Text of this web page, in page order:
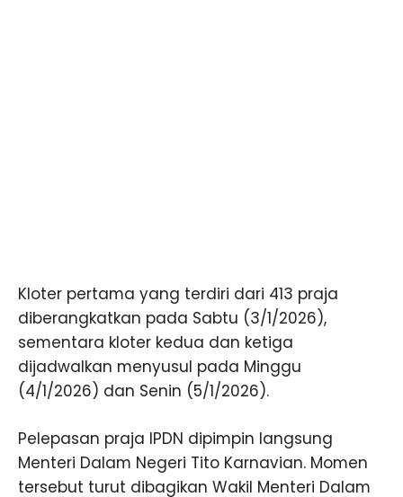
Kloter pertama yang terdiri dari 413 praja
diberangkatkan pada Sabtu (3/1/2026),
sementara kloter kedua dan ketiga
dijadwalkan menyusul pada Minggu
(4/1/2026) dan Senin (5/1/2026).
Pelepasan praja IPDN dipimpin langsung
Menteri Dalam Negeri Tito Karnavian. Momen
tersebut turut dibagikan Wakil Menteri Dalam